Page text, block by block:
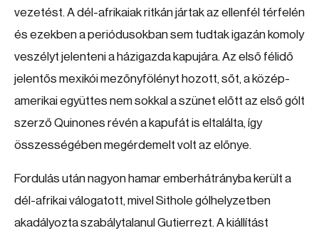
vezetést. A dél-afrikaiak ritkán jártak az ellenfél térfelén
és ezekben a periódusokban sem tudtak igazán komoly
veszélyt jelenteni a házigazda kapujára. Az első félidő
jelentős mexikói mezőnyfölényt hozott, sőt, a közép-
amerikai együttes nem sokkal a szünet előtt az első gólt
szerző Quinones révén a kapufát is eltalálta, így
összességében megérdemelt volt az előnye.
Fordulás után nagyon hamar emberhátrányba került a
dél-afrikai válogatott, mivel Sithole gólhelyzetben
akadályozta szabálytalanul Gutierrezt. A kiállítást